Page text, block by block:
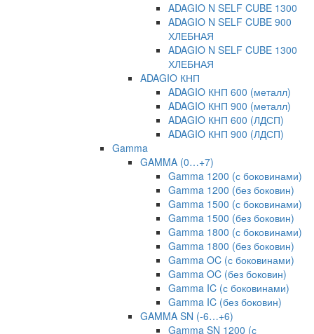
ADAGIO N SELF CUBE 1300
ADAGIO N SELF CUBE 900
ХЛЕБНАЯ
ADAGIO N SELF CUBE 1300
ХЛЕБНАЯ
ADAGIO КНП
ADAGIO КНП 600 (металл)
ADAGIO КНП 900 (металл)
ADAGIO КНП 600 (ЛДСП)
ADAGIO КНП 900 (ЛДСП)
Gamma
GAMMA (0…+7)
Gamma 1200 (с боковинами)
Gamma 1200 (без боковин)
Gamma 1500 (с боковинами)
Gamma 1500 (без боковин)
Gamma 1800 (с боковинами)
Gamma 1800 (без боковин)
Gamma OC (с боковинами)
Gamma OC (без боковин)
Gamma IC (с боковинами)
Gamma IC (без боковин)
GAMMA SN (-6…+6)
Gamma SN 1200 (с